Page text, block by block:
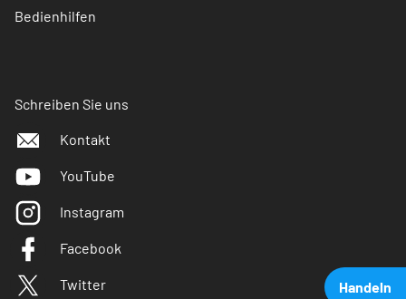
Handeln
Bedienhilfen
Schreiben Sie uns
Kontakt
YouTube
Instagram
Facebook
Twitter